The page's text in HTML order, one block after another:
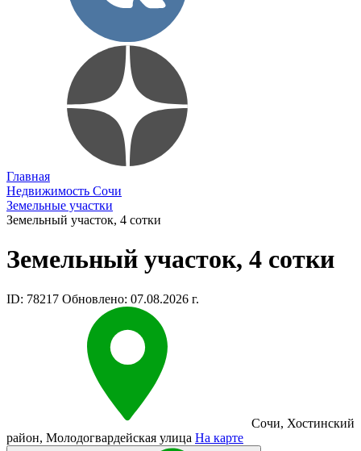
Главная
Недвижимость Сочи
Земельные участки
Земельный участок, 4 сотки
Земельный участок, 4 сотки
ID: 78217 Обновлено: 07.08.2026 г.
Сочи, Хостинский
район, Молодогвардейская улица На карте